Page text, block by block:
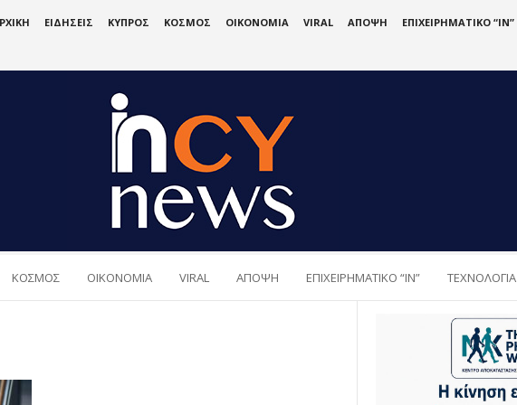
ΕΙΔΗΣΕΙΣ ΚΥΠΡΟΣ ΚΟΣΜΟΣ ΟΙΚΟΝΟΜΙΑ VIRAL ΑΠΟΨΗ ΕΠΙΧΕΙΡΗΜΑΤΙΚΟ “IN”
ΚΟΣΜΟΣ ΟΙΚΟΝΟΜΙΑ VIRAL ΑΠΟΨΗ ΕΠΙΧΕΙΡΗΜΑΤΙΚΟ “IN” ΤΕΧΝΟΛΟΓΙΑ